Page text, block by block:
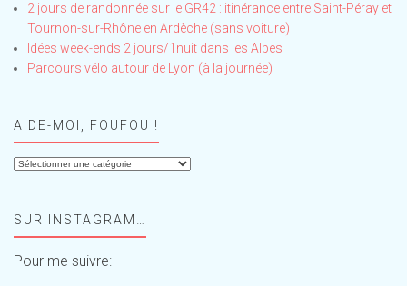
2 jours de randonnée sur le GR42 : itinérance entre Saint-Péray et
Tournon-sur-Rhône en Ardèche (sans voiture)
Idées week-ends 2 jours/1nuit dans les Alpes
Parcours vélo autour de Lyon (à la journée)
AIDE-MOI, FOUFOU !
Aide-
!SUR INSTAGRAM…
Pour me suivre: